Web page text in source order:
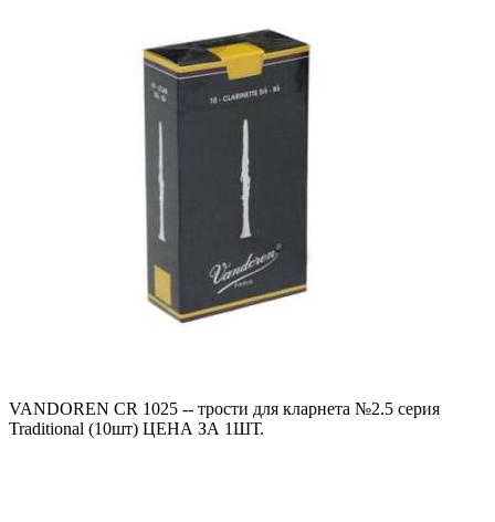
VANDOREN CR 1025 -- трости для кларнета №2.5 серия
Traditional (10шт) ЦЕНА ЗА 1ШТ.